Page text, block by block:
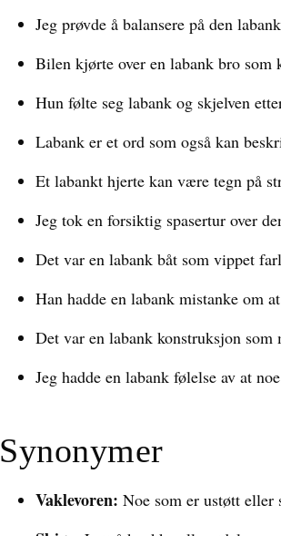
Jeg prøvde å balansere på den
Bilen kjørte over en labank bro som
Hun følte seg labank og skjelven
Labank er et ord som også kan
Et labankt hjerte kan være tegn på
Jeg tok en forsiktig spasertur over
Det var en labank båt som vippet
Han hadde en labank mistanke om
Det var en labank konstruksjon som
Jeg hadde en labank følelse av at
Synonymer
Vaklevoren: Noe som er ustøtt eller